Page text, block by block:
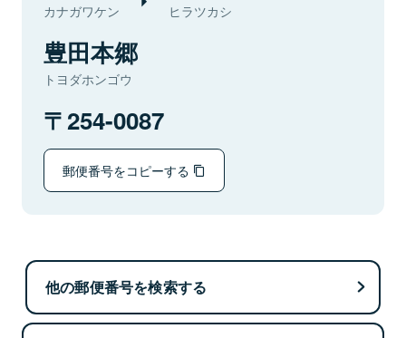
カナガワケン ヒラツカシ
豊田本郷
トヨダホンゴウ
254-0087
郵便番号をコピーする
他の郵便番号を検索する